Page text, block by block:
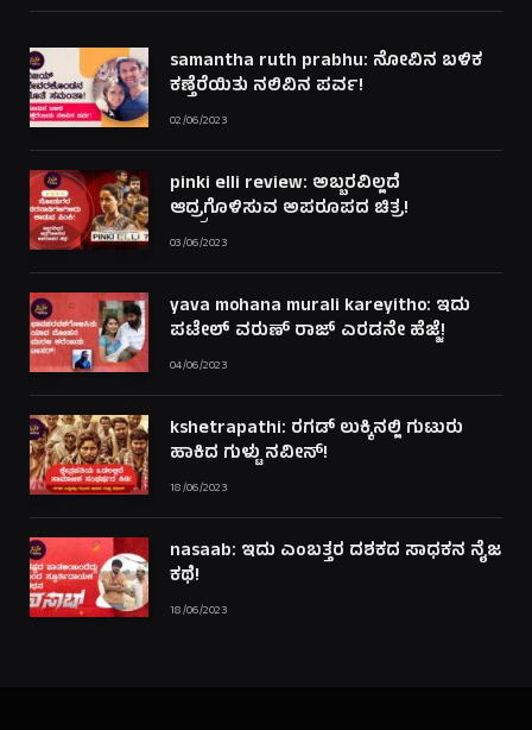
samantha ruth prabhu: ನೋವಿನ ಬಳಿಕ
ಕಣ್ತೆರೆಯಿತು ನಲಿವಿನ ಪರ್ವ!
02/06/2023
pinki elli review: ಅಬ್ಬರವಿಲ್ಲದೆ
ಆದ್ರ್ರಗೊಳಿಸುವ ಅಪರೂಪದ ಚಿತ್ರ!
03/06/2023
yava mohana murali kareyitho: ಇದು
ಪಟೇಲ್ ವರುಣ್ ರಾಜ್ ಎರಡನೇ ಹೆಜ್ಜೆ!
04/06/2023
kshetrapathi: ರಗಡ್ ಲುಕ್ಕಿನಲ್ಲಿ ಗುಟುರು
ಹಾಕಿದ ಗುಳ್ಟು ನವೀನ್!
18/06/2023
nasaab: ಇದು ಎಂಬತ್ತರ ದಶಕದ ಸಾಧಕನ ನೈಜ
ಕಥೆ!
18/06/2023